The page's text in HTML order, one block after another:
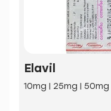
Elavil
10mg | 25mg | 50mg